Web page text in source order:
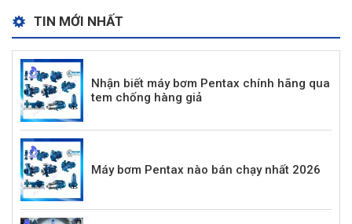
TIN MỚI NHẤT
Nhận biết máy bơm Pentax chính hãng qua
tem chống hàng giả
Máy bơm Pentax nào bán chạy nhất 2026